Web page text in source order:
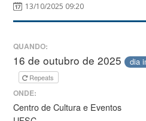
13/10/2025 09:20
QUANDO:
16 de outubro de 2025 dia
Repeats
ONDE:
Centro de Cultura e Eventos